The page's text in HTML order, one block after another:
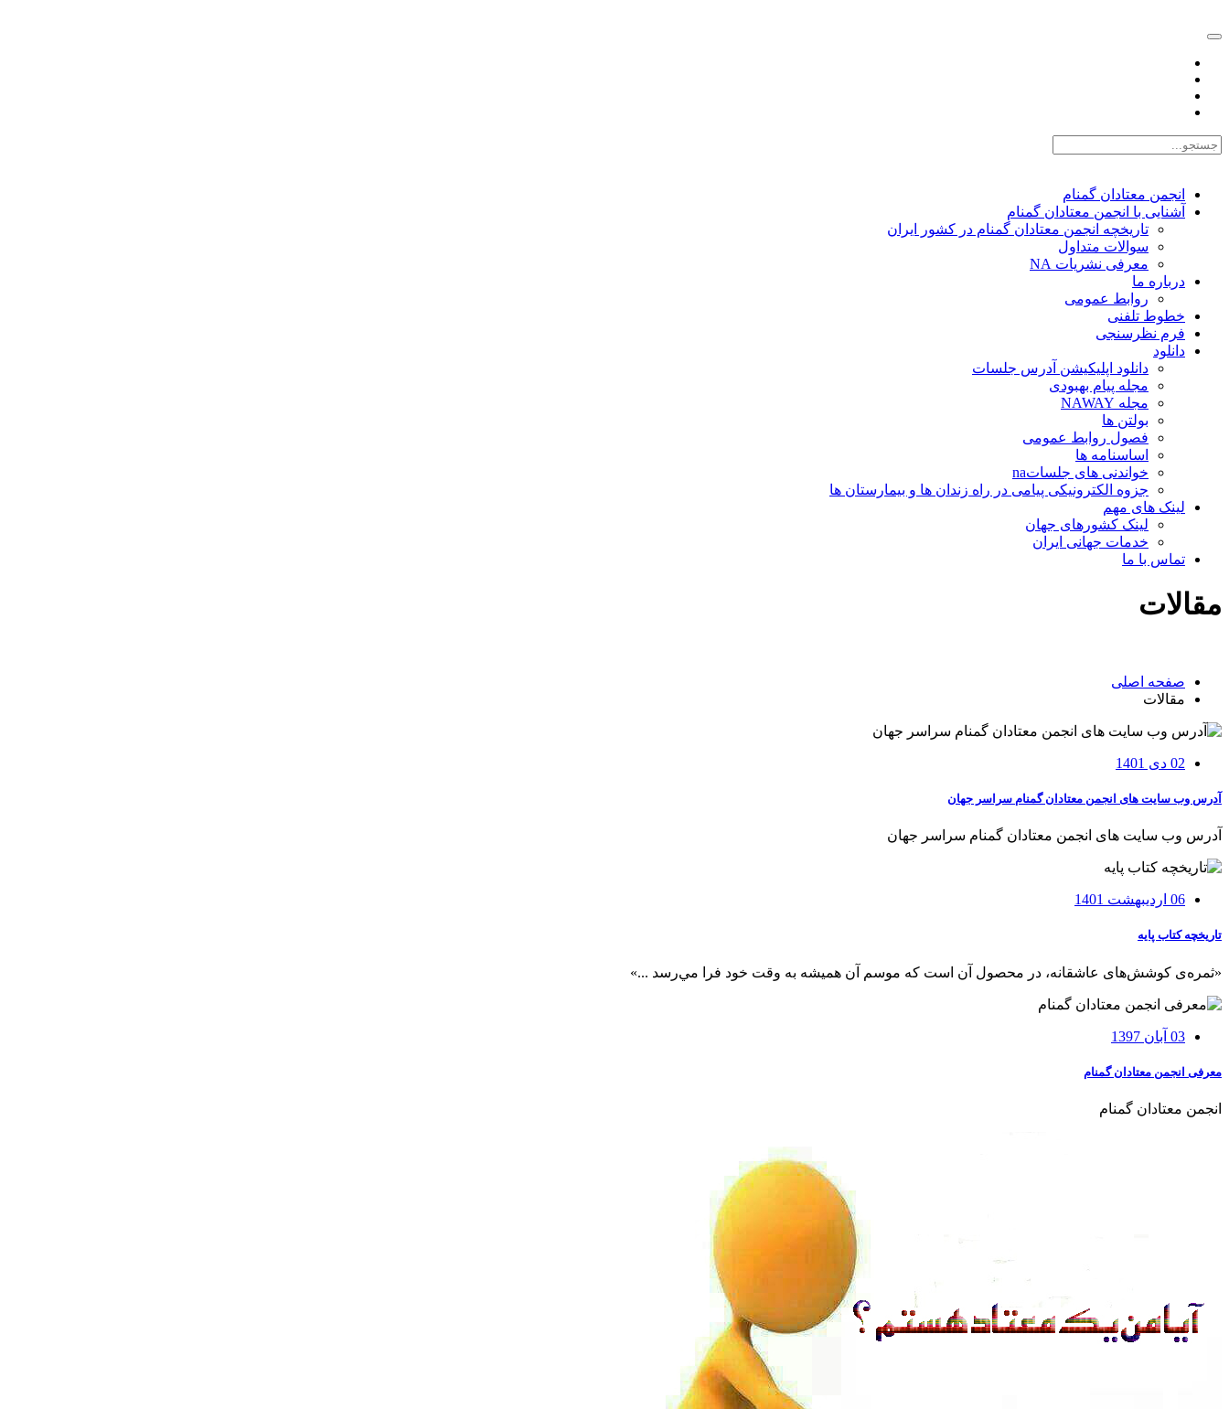
انجمن معتادان گمنام
آشنایی با انجمن معتادان گمنام
تاریخچه انجمن معتادان گمنام در کشور ایران
سوالات متداول
معرفی نشریات NA
درباره ما
روابط عمومی
خطوط تلفنی
فرم نظرسنجی
دانلود
دانلود اپلیکیشن آدرس جلسات
مجله پیام بهبودی
مجله NAWAY
بولتن ها
فصول روابط عمومی
اساسنامه ها
خواندنی های جلساتna
جزوه الکترونیکی پیامی در راه زندان ها و بیمارستان ها
لینک های مهم
لینک کشورهای جهان
خدمات جهانی ایران
تماس با ما
مقالات
صفحه اصلی
مقالات
02 دی 1401
آدرس وب سایت های انجمن معتادان گمنام سراسر جهان
آدرس وب سایت های انجمن معتادان گمنام سراسر جهان
06 اردیبهشت 1401
تاريخچه کتاب پایه
«ثمره‌ی کوشش‌های عاشقانه، در محصول آن است که موسم آن هميشه به وقت خود فرا مي‌رسد ...»
03 آبان 1397
معرفی انجمن معتادان گمنام
انجمن معتادان گمنام